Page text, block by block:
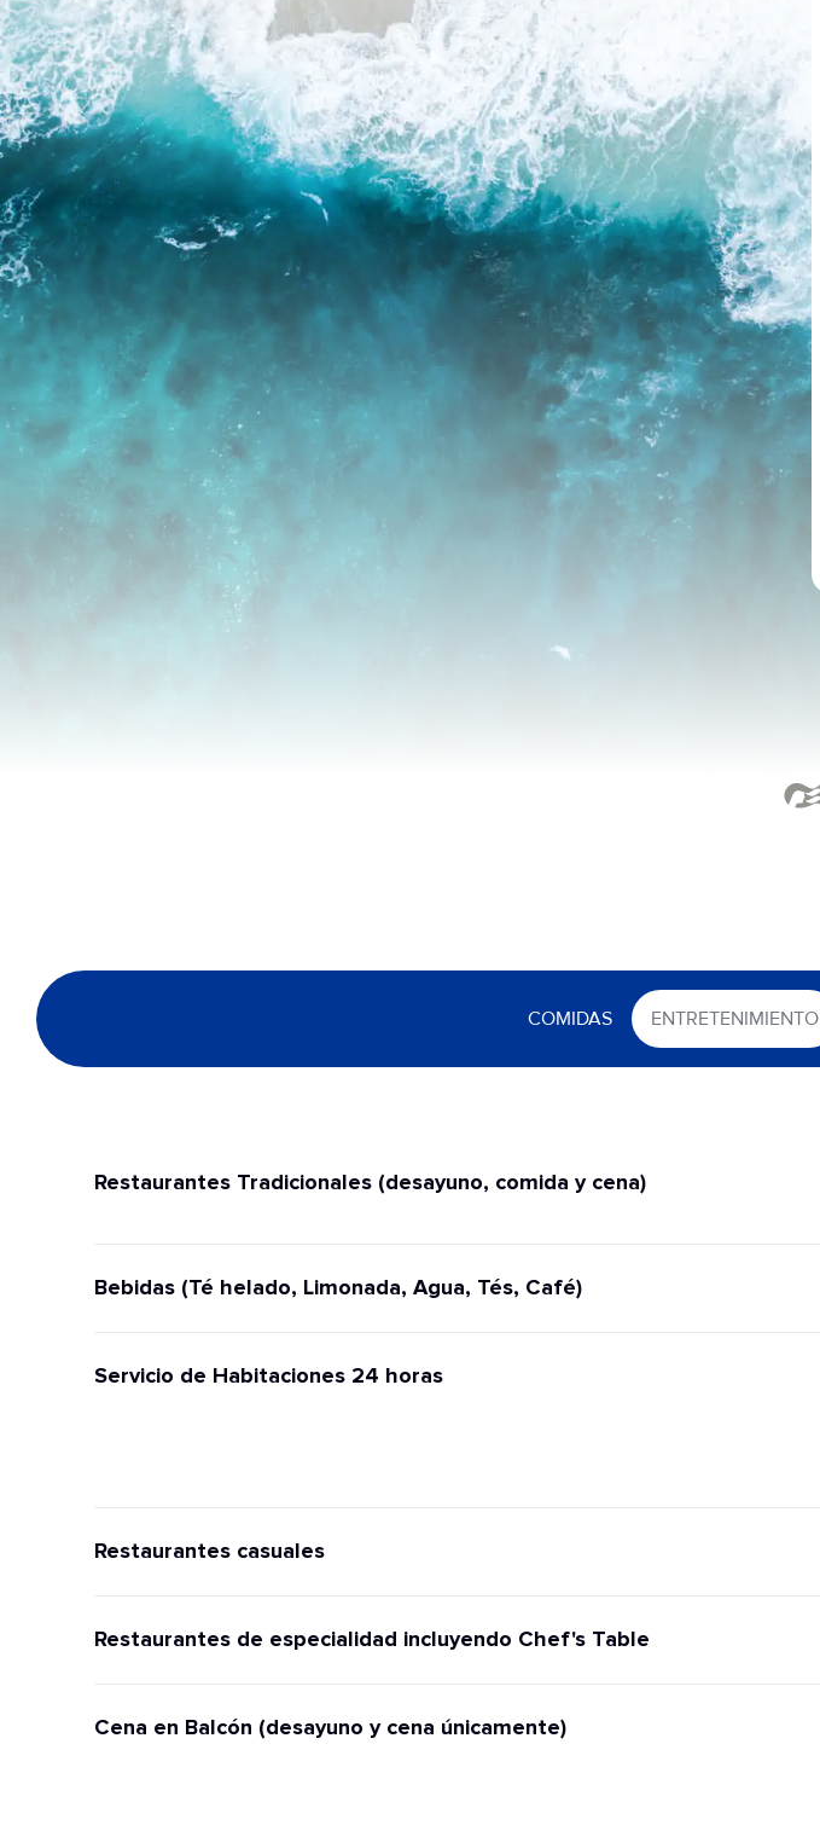
COMIDAS ENTRETENIMIENTO
Restaurantes Tradicionales (desayuno, comida y cena)
Bebidas (Té helado, Limonada, Agua, Tés, Café)
Servicio de Habitaciones 24 horas
Restaurantes casuales
Restaurantes de especialidad incluyendo Chef's Table
Cena en Balcón (desayuno y cena únicamente)